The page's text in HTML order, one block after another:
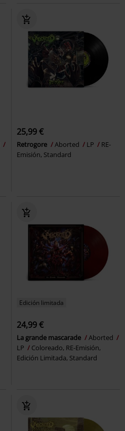
25,99 €
Retrogore Aborted LP
RE-
Emisión, Standard
Edición limitada
24,99 €
La grande mascarade
Aborted
LP
Coloreado, RE-Emisión,
Edición Limitada, Standard